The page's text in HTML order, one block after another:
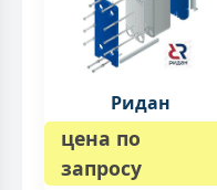
Ридан
цена по
запросу